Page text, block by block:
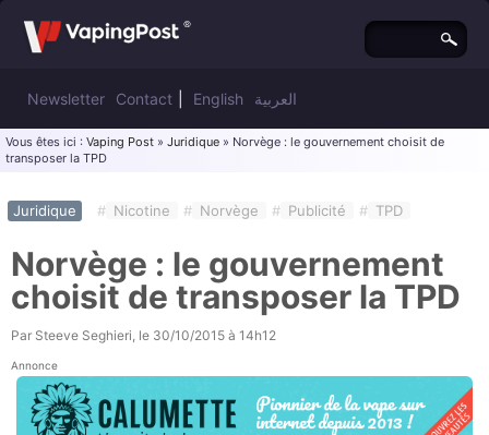
Newsletter Contact English العربية
Vous êtes ici : Vaping Post » Juridique » Norvège : le gouvernement choisit de
transposer la TPD
Juridique # Nicotine # Norvège # Publicité # TPD
Norvège : le gouvernement
choisit de transposer la TPD
Par Steeve Seghieri, le 30/10/2015 à 14h12
Annonce